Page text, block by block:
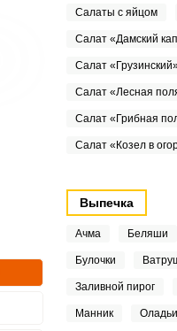
Салаты с яйцом
Салат «Дамский
Салат
Салат «Лесная
Салат «Грибная
Салат «Козел в
Выпечка
Ачма Беляши
Булочки
Заливной пирог
Манник Оладьи